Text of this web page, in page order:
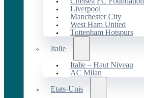
Liverpool
Manchester City
West Ham United
Tottenham Hotspurs
Italie
Italie – Haut Niveau
AC Milan
Etats-Unis